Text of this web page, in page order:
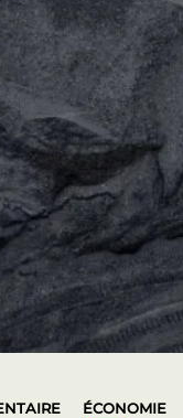
ÉCONOMIE